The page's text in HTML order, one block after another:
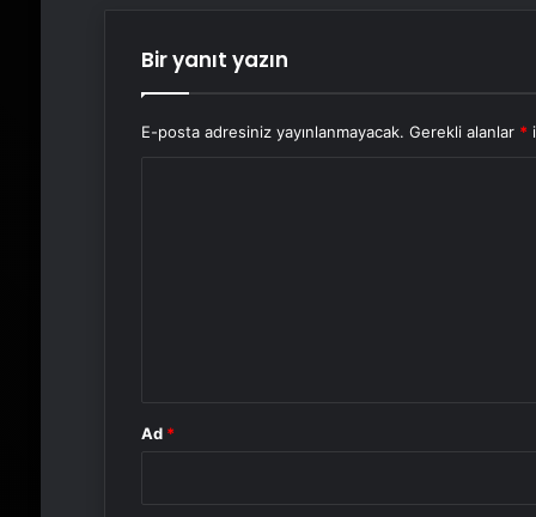
Bir yanıt yazın
E-posta adresiniz yayınlanmayacak. Gerekli alanlar *
Ad *